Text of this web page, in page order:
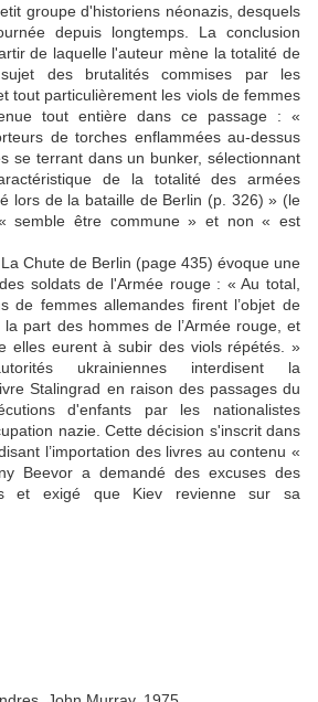
groupe d'historiens néonazis, desquels
depuis longtemps. La conclusion
de laquelle l'auteur mène la totalité de
des brutalités commises par les
tout particulièrement les viols de femmes
tout entière dans ce passage : «
de torches enflammées au-dessus
se terrant dans un bunker, sélectionnant
de la totalité des armées
lors de la bataille de Berlin (p. 326) » (le
semble être commune » et non « est
Chute de Berlin (page 435) évoque une
soldats de l'Armée rouge : « Au total,
de femmes allemandes firent l’objet de
part des hommes de l’Armée rouge, et
elles eurent à subir des viols répétés. »
ukrainiennes interdisent la
Stalingrad en raison des passages du
d'enfants par les nationalistes
nazie. Cette décision s'inscrit dans
l’importation des livres au contenu «
Beevor a demandé des excuses des
et exigé que Kiev revienne sur sa